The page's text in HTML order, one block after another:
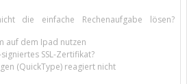
die einfache Rechenaufgabe lösen?
auf dem Ipad nutzen
SSL-Zertifikat?
(QuickType) reagiert nicht